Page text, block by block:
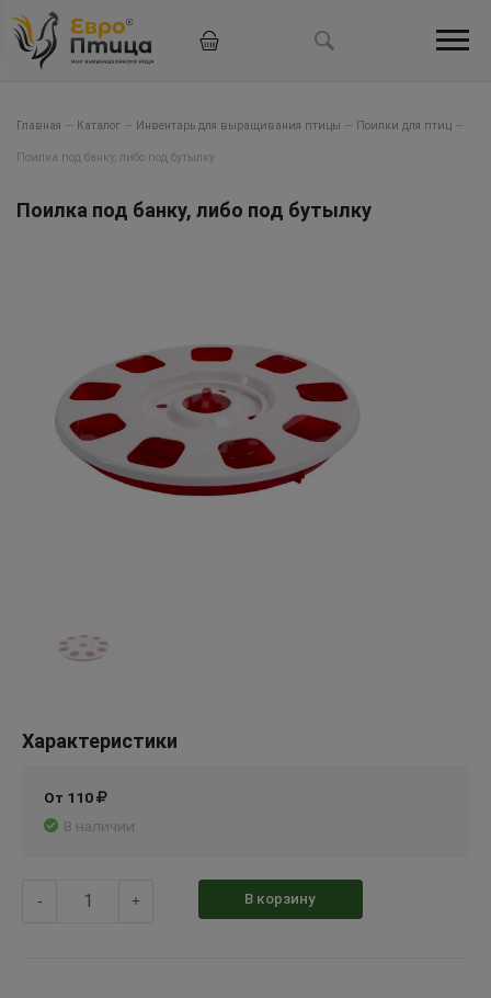
Главная — Каталог — Инвентарь для выращивания птицы — Поилки для птиц —
Поилка под банку, либо под бутылку
Поилка под банку, либо под бутылку
От 110
В наличии
Характеристики
- + В корзину